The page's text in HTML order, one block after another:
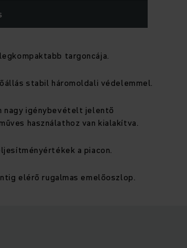
targoncája.
stabil háromoldali védelemmel.
nagy igénybevételt jelentő
használathoz van kialakítva.
a piacon.
elérő rugalmas emelőoszlop.